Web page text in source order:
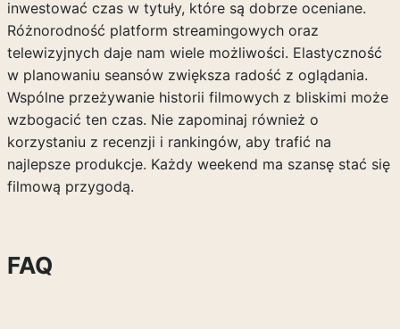
inwestować czas w tytuły, które są dobrze oceniane.
Różnorodność platform streamingowych oraz
telewizyjnych daje nam wiele możliwości. Elastyczność
w planowaniu seansów zwiększa radość z oglądania.
Wspólne przeżywanie historii filmowych z bliskimi może
wzbogacić ten czas. Nie zapominaj również o
korzystaniu z recenzji i rankingów, aby trafić na
najlepsze produkcje. Każdy weekend ma szansę stać się
filmową przygodą.
FAQ